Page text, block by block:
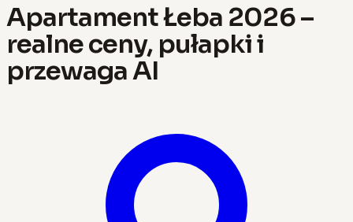
Apartament Łeba 2026 –
realne ceny, pułapki i
przewaga AI